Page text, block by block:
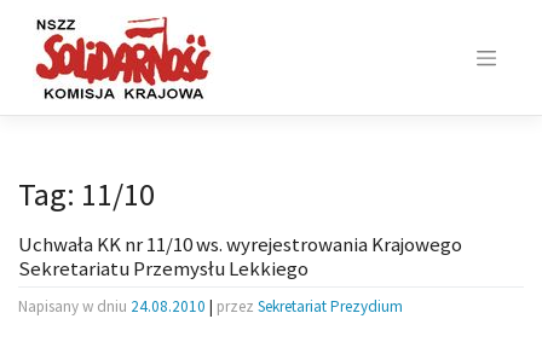
content
Tag: 11/10
Uchwała KK nr 11/10 ws. wyrejestrowania Krajowego
Sekretariatu Przemysłu Lekkiego
Napisany w dniu 24.08.2010 | przez Sekretariat Prezydium